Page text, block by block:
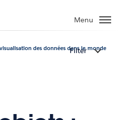
Menu
des données dans le monde
Filter